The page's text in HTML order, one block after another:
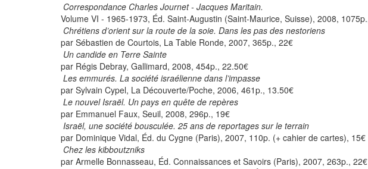
Correspondance Charles Journet - Jacques Maritain.
Volume VI - 1965-1973, Éd. Saint-Augustin (Saint-Maurice, Suisse), 2008,
Chrétiens d’orient sur la route de la soie. Dans les pas des nestoriens
par Sébastien de Courtois, La Table Ronde, 2007, 365p., 22€
Un candide en Terre Sainte
par Régis Debray, Gallimard, 2008, 454p., 22.50€
Les emmurés. La société israélienne dans l’impasse
par Sylvain Cypel, La Découverte/Poche, 2006, 461p., 13.50€
Le nouvel Israël. Un pays en quête de repères
par Emmanuel Faux, Seuil, 2008, 296p., 19€
Israël, une société bousculée. 25 ans de reportages sur le terrain
par Dominique Vidal, Éd. du Cygne (Paris), 2007, 110p. (+ cahier de cartes), 15€
Chez les kibboutzniks
par Armelle Bonnasseau, Éd. Connaissances et Savoirs (Paris), 2007, 263p., 22€